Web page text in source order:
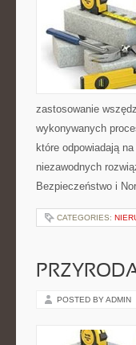
zastosowanie
wykonywanych
które odpowiadają
niezawodnych
Bezpieczeństwo i
CATEGORIES:
POSTED BY ADMIN